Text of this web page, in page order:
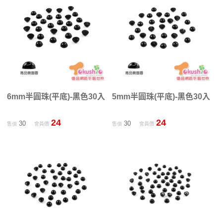
6mm半圓珠(平底)-黑色30入
售價30 會員價 24
5mm半圓珠(平底)-黑色30入
售價 30 會員價 24